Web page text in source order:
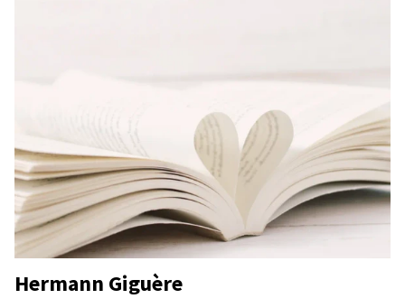
Hermann Giguère